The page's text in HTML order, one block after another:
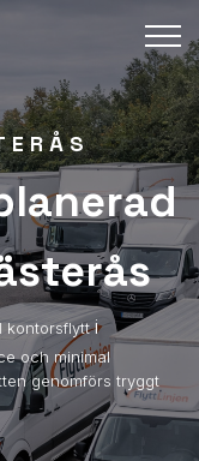
kontorsflytti
och minimal
genomförs tryggt